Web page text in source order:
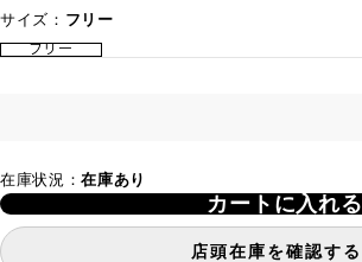
サイズ： フリー
フリー
在庫状況：在庫あり
カートに入れる
店頭在庫を確認する